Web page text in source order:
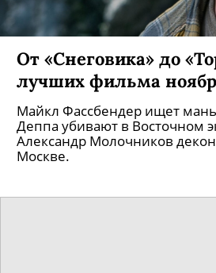
От «Снеговика» до
лучших фильма
Майкл Фассбендер ищет
Деппа убивают в Восточном
Александр Молочников
Москве.